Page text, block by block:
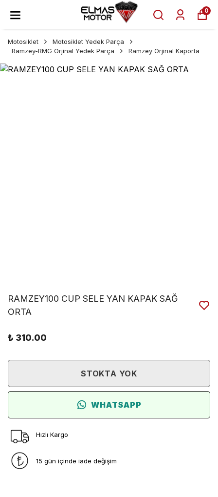
0
Motosiklet
Motosiklet Yedek Parça
Ramzey-RMG Orjinal Yedek Parça
Ramzey Orjinal Kaporta
RAMZEY100 CUP SELE YAN KAPAK SAĞ
ORTA
₺ 310.00
STOKTA YOK
WHATSAPP
Hızlı Kargo
15 gün içinde iade değişim